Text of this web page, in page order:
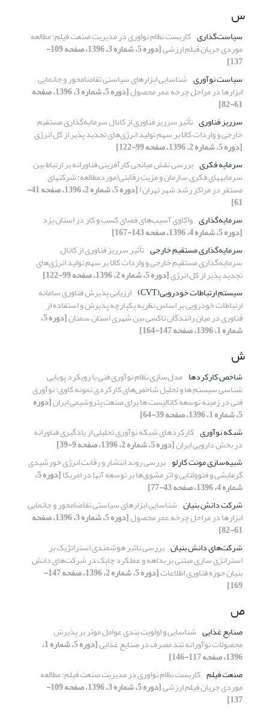
س
سیاست‌گذاری کاربست نظام نواوری در مدیریت صنعت فیلم: مطالعه
موردی جریان فیلم ارزشی [دوره 5، شماره 3، 1396، صفحه 109-
137]
سیاست نوآوری شناسایی ابزارهای سیاستی تقاضامحور و جانمایی
ابزارها در مراحل چرخه عمر محصول [دوره 5، شماره 3، 1396، صفحه
61-82]
سرریز فناوری تأثیر سرریز فناوری از کانال سرمایه‌گذاری مستقیم
خارجی و واردات کالا بر سهم تولید انرژی‌های تجدید پذیر از کل انرژی
[دوره 5، شماره 2، 1396، صفحه 99-122]
سرمایه فکری بررسی نقش میانجی کارآفرینی فناورانه بر ارتباط بین
سرمایه‏های فکری سازمان و مزیت رقابتی(موردمطالعه: شرکت‏های
مستقر در مراکز رشد شهر تهران) [دوره 5، شماره 2، 1396، صفحه 41-
61]
سرمایه‌گذاری واکاوی آسیب‌های فضای کسب و کار در استان یزد
[دوره 5، شماره 4، 1396، صفحه 143-167]
سرمایه‌گذاری مستقیم خارجی تأثیر سرریز فناوری از کانال
سرمایه‌گذاری مستقیم خارجی و واردات کالا بر سهم تولید انرژی‌های
تجدید پذیر از کل انرژی[دوره 5، شماره 2، 1396، صفحه 99-122]
سیستم ارتباطات خودرویی(CVT)
ارزیابی پذیرش فناوری سامانه
ارتباطات خودرویی بر اساس نظریه یکپارچه پذیرش و استفاده از
فناوری در میان رانندگان تاکسی بین ‏شهری استان سمنان [دوره 5،
شماره 1، 1396، صفحه 147-164]
ش
شاخص کارکردها مدل‌سازی نظام نوآوری فنی با رویکرد پویایی
شناسی سیستم ها و تحلیل شاخص‌های کارکردی نمونه کاوی: نوآوری
فنی در زمینه توسعه کاتالیست ها برای صنعت پتروشیمی ایران[دوره
5، شماره 1، 1396، صفحه 39-64]
شبکه نوآوری کارکردهای شبکه نوآوری تحلیلی از یادگیری فناورانه
در بخش دارویی ایران[دوره 5، شماره 2، 1396، صفحه 9-39]
شبیه‌سازی مونت کارلو بررسی روند انتشار و رقابت انرژی خورشیدی
گرمایشی و فتوولتایی و اثر مشوق‌ها بر توسعه آنها در امریکا [دوره 5،
شماره 4، 1396، صفحه 43-77]
شرکت دانش بنیان شناسایی ابزارهای سیاستی تقاضامحور و جانمایی
ابزارها در مراحل چرخه عمر محصول [دوره 5، شماره 3، 1396، صفحه
61-82]
شرکت‌های دانش بنیان بررسی تاثیر هوشمندی استراتژیک بر
استراتژی سازی مبتنی بر بداهه و عملکرد چابک در شرکت‌های دانش
بنیان حوزه فناوری اطلاعات [دوره 5، شماره 2، 1396، صفحه 147-
169]
ص
صنایع غذایی شناسایی و اولویت بندی عوامل موثر بر پذیرش
محصولات نوآورانه تند مصرف در صنایع غذایی [دوره 5، شماره 1،
1396، صفحه 117-146]
صنعت فیلم کاربست نظام نواوری در مدیریت صنعت فیلم: مطالعه
موردی جریان فیلم ارزشی [دوره 5، شماره 3، 1396، صفحه 109-
137]